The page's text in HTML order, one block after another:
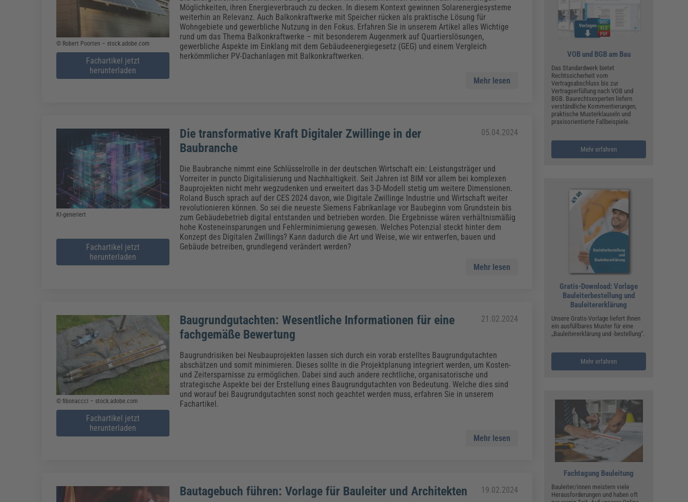
Energie & Umwelt
Führung & Management
Gesundheit & Pflege
Kommunales
Fachpublikationen & Arbeitshilfen
Bauhof Feuerwehr
Hausmeister & Haustechnik
Weiterbildungen (AKADEMIE HERKERT)
Bau, Immobilien & Gebäudemanagement
Künstliche Intelligenz
Weiterbildungen (AKADEMIE HERKERT)
Künstliche Intelligenz
Personalmanagement
Fachpublikationen & Arbeitshilfen
Personalwesen Weiterbildungen (AKADEMIE HERKERT)
Personal, Ausbildung & Recht
Reisekosten und Finanzen
© Robert Poorten – stock.adobe.com
Fachartikel jetzt
herunterladen
Möglichkeiten, ihren Energieverbrauch zu decken. In diesem Kontext gewinnen Solarenergiesysteme
weiterhin an Relevanz. Auch Balkonkraftwerke mit Speicher rücken als praktische Lösung für
Wohngebiete und gewerbliche Nutzung in den Fokus. Erfahren Sie in unserem Artikel alles Wichtige
rund um das Thema Balkonkraftwerke – mit besonderem Augenmerk auf Quartierslösungen,
gewerbliche Aspekte im Einklang mit dem Gebäudeenergiegesetz (GEG) und einem Vergleich
herkömmlicher PV-Dachanlagen mit Balkonkraftwerken.
Mehr lesen
KI-generiert
Fachartikel jetzt
herunterladen
Die transformative Kraft Digitaler Zwillinge in der
Baubranche
05.04.2024
Die Baubranche nimmt eine Schlüsselrolle in der deutschen Wirtschaft ein: Leistungsträger und
Vorreiter in puncto Digitalisierung und Nachhaltigkeit. Seit Jahren ist BIM vor allem bei komplexen
Bauprojekten nicht mehr wegzudenken und erweitert das 3-D-Modell stetig um weitere Dimensionen.
Roland Busch sprach auf der CES 2024 davon, wie Digitale Zwillinge Industrie und Wirtschaft weiter
revolutionieren können. So sei die neueste Siemens Fabrikanlage vor Baubeginn vom Grundstein bis
zum Gebäudebetrieb digital entstanden und betrieben worden. Die Ergebnisse wären verhältnismäßig
hohe Kosteneinsparungen und Fehlerminimierung gewesen. Welches Potenzial steckt hinter dem
Konzept des Digitalen Zwillings? Kann dadurch die Art und Weise, wie wir entwerfen, bauen und
Gebäude betreiben, grundlegend verändert werden?
Mehr lesen
© fibonaccci – stock.adobe.com
Fachartikel jetzt
herunterladen
Baugrundgutachten: Wesentliche Informationen für eine
fachgemäße Bewertung
21.02.2024
Baugrundrisiken bei Neubauprojekten lassen sich durch ein vorab erstelltes Baugrundgutachten
abschätzen und somit minimieren. Dieses sollte in die Projektplanung integriert werden, um Kosten-
und Zeitersparnisse zu ermöglichen. Dabei sind auch andere rechtliche, organisatorische und
strategische Aspekte bei der Erstellung eines Baugrundgutachten von Bedeutung. Welche dies sind
und worauf bei Baugrundgutachten sonst noch geachtet werden muss, erfahren Sie in unserem
Fachartikel.
Mehr lesen
Bautagebuch führen: Vorlage für Bauleiter und Architekten 19.02.2024
VOB und BGB am Bau
Das Standardwerk bietet
Rechtssicherheit vom
Vertragsabschluss bis zur
Vertragserfüllung nach VOB und
BGB. Baurechtsexperten liefern
verständliche Kommentierungen,
praktische Musterklauseln und
praxisorientierte Fallbeispiele.
Mehr erfahren
Gratis-Download: Vorlage
Bauleiterbestellung und
Bauleitererklärung
Unsere Gratis-Vorlage liefert Ihnen
ein ausfüllbares Muster für eine
„Bauleitererklärung und -bestellung“.
Mehr erfahren
Fachtagung Bauleitung
Bauleiter/innen meistern viele
Herausforderungen und haben oft